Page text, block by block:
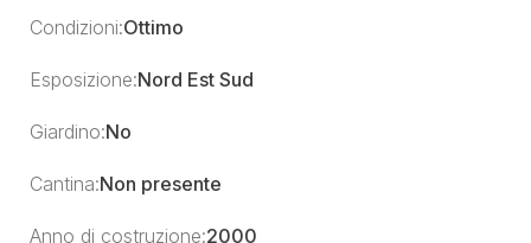
Condizioni:Ottimo
Esposizione:Nord Est Sud
Giardino:No
Cantina:Non presente
Anno di costruzione:2000